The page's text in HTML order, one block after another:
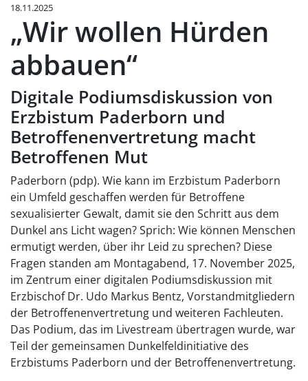
18.11.2025
„Wir wollen Hürden
abbauen“
Digitale Podiumsdiskussion von
Erzbistum Paderborn und
Betroffenenvertretung macht
Betroffenen Mut
Paderborn (pdp). Wie kann im Erzbistum Paderborn
ein Umfeld geschaffen werden für Betroffene
sexualisierter Gewalt, damit sie den Schritt aus dem
Dunkel ans Licht wagen? Sprich: Wie können Menschen
ermutigt werden, über ihr Leid zu sprechen? Diese
Fragen standen am Montagabend, 17. November 2025,
im Zentrum einer digitalen Podiumsdiskussion mit
Erzbischof Dr. Udo Markus Bentz, Vorstandmitgliedern
der Betroffenenvertretung und weiteren Fachleuten.
Das Podium, das im Livestream übertragen wurde, war
Teil der gemeinsamen Dunkelfeldinitiative des
Erzbistums Paderborn und der Betroffenenvertretung.